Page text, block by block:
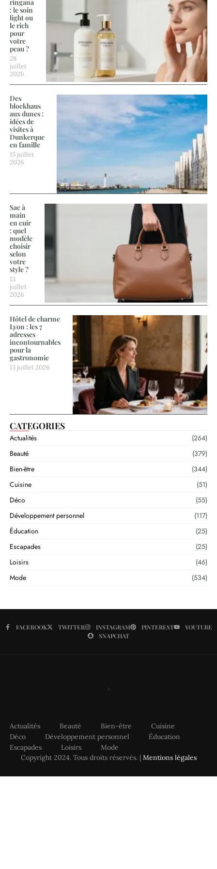
ringana
: le soin
light ou
le rich
pour
votre
peau ?
28
juillet
2026
Des
blockhaus
aux dunes :
idées de
visites à
Dunkerque
en famille
15 juillet
2026
Sac à
main
en cuir
: quel
modèle
choisir
selon
votre
style ?
13
juillet
2026
Hôtel de charme
Lyon : les 7
adresses
incontournables
pour la
gastronomie
13 juillet 2026
CATEGORIES
Actualités
(264)
Beauté
(379)
Bien-être
(344)
Cuisine
(51)
Déco
(55)
Développement personnel
(117)
Éducation
(25)
Escapades
(25)
Loisirs
(46)
Mode
(534)
FACEBOOK TWITTER INSTAGRAM PINTEREST
YOUTUBE
SNAPCHAT
Actualités Beauté Bien-être
Cuisine
Déco
Développement personnel
Éducation
Escapades
Loisirs
Mode
Copyright 2024. Tous droits réservés. | Mentions légales